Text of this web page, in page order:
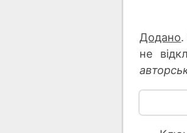
Додано.
не